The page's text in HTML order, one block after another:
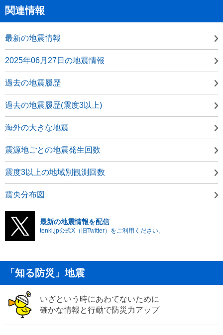
関連情報
最新の地震情報
2025年06月27日の地震情報
過去の地震履歴
過去の地震履歴(震度3以上)
海外の大きな地震
震源地ごとの地震発生回数
震度3以上の地域別観測回数
震央分布図
最新の地震情報を配信
tenki.jp公式X（旧Twitter）をご利用ください。
「知る防災」地震
いざという時にあわてないために
確かな情報と行動で防災力アップ